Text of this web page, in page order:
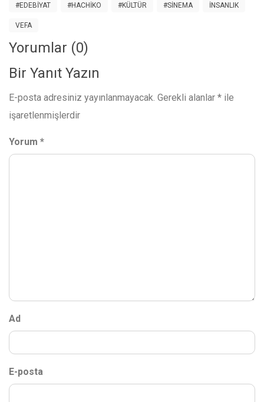
#EDEBIYAT #HACHIKO #KÜLTÜR #SINEMA INSANLIK
VEFA
Yorumlar (0)
Bir Yanıt Yazın
E-posta adresiniz yayınlanmayacak. Gerekli alanlar * ile
işaretlenmişlerdir
Yorum *
Ad
E-posta